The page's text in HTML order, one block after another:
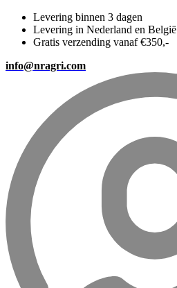
Levering binnen 3 dagen
Levering in Nederland en België
Gratis verzending vanaf €350,-
info@nragri.com